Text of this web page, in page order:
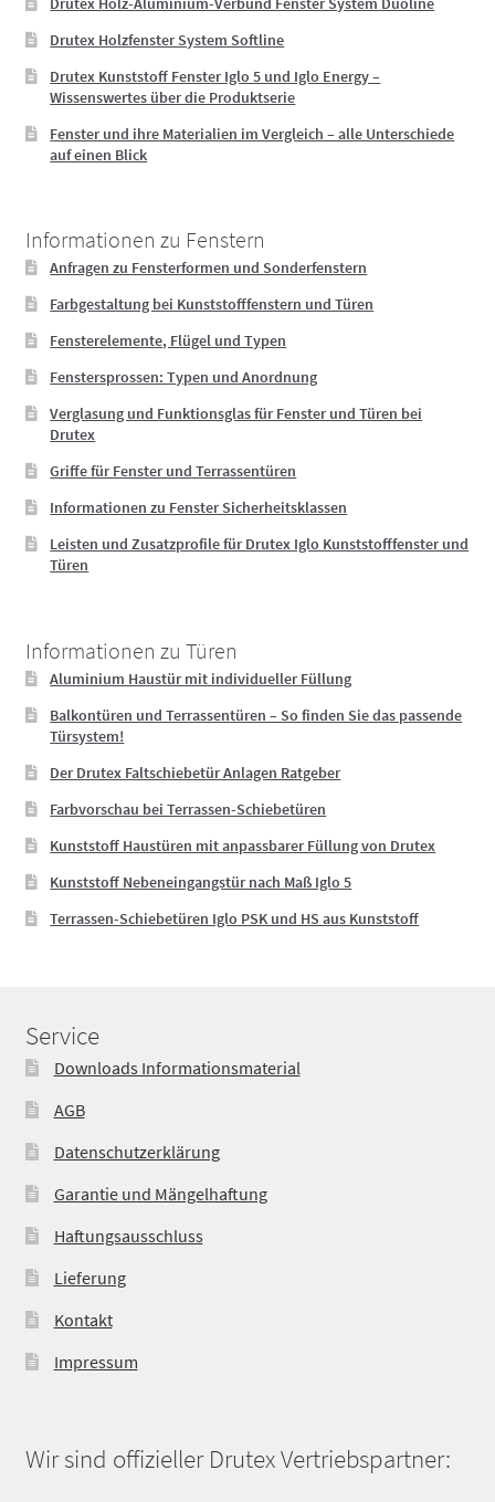
Drutex Holzfenster System Softline
Drutex Kunststoff Fenster Iglo 5 und Iglo Energy –
Wissenswertes über die Produktserie
Fenster und ihre Materialien im Vergleich – alle Unterschiede
auf einen Blick
Informationen zu Fenstern
Anfragen zu Fensterformen und Sonderfenstern
Farbgestaltung bei Kunststofffenstern und Türen
Fensterelemente, Flügel und Typen
Fenstersprossen: Typen und Anordnung
Verglasung und Funktionsglas für Fenster und Türen bei
Drutex
Griffe für Fenster und Terrassentüren
Informationen zu Fenster Sicherheitsklassen
Leisten und Zusatzprofile für Drutex Iglo Kunststofffenster und
Türen
Informationen zu Türen
Aluminium Haustür mit individueller Füllung
Balkontüren und Terrassentüren – So finden Sie das passende
Türsystem!
Der Drutex Faltschiebetür Anlagen Ratgeber
Farbvorschau bei Terrassen-Schiebetüren
Kunststoff Haustüren mit anpassbarer Füllung von Drutex
Kunststoff Nebeneingangstür nach Maß Iglo 5
Terrassen-Schiebetüren Iglo PSK und HS aus Kunststoff
Service
Downloads Informationsmaterial
AGB
Datenschutzerklärung
Garantie und Mängelhaftung
Haftungsausschluss
Lieferung
Kontakt
Impressum
Wir sind offizieller Drutex Vertriebspartner: